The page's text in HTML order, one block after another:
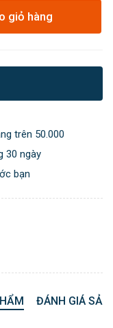
giỏ hàng
trên 50.000
30 ngày
bạn
ĐÁNH GIÁ